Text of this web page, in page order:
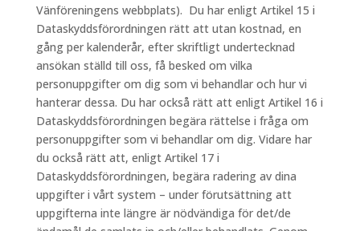
Vänföreningens webbplats). Du har enligt Artikel 15 i
Dataskyddsförordningen rätt att utan kostnad, en
gång per kalenderår, efter skriftligt undertecknad
ansökan ställd till oss, få besked om vilka
personuppgifter om dig som vi behandlar och hur vi
hanterar dessa. Du har också rätt att enligt Artikel 16 i
Dataskyddsförordningen begära rättelse i fråga om
personuppgifter som vi behandlar om dig. Vidare har
du också rätt att, enligt Artikel 17 i
Dataskyddsförordningen, begära radering av dina
uppgifter i vårt system – under förutsättning att
uppgifterna inte längre är nödvändiga för det/de